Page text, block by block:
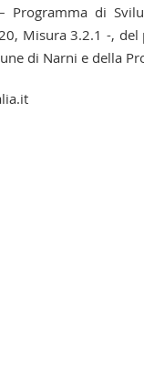
Programma di
Misura 3.2.1 -,
di Narni e della